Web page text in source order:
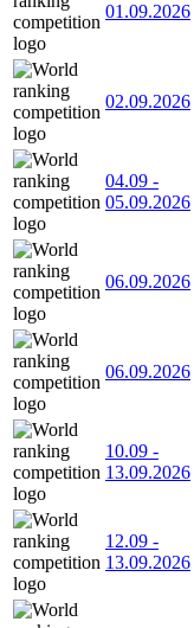
01.09.2026
02.09.2026
04.09 -
05.09.2026
06.09.2026
06.09.2026
10.09 -
13.09.2026
12.09 -
13.09.2026